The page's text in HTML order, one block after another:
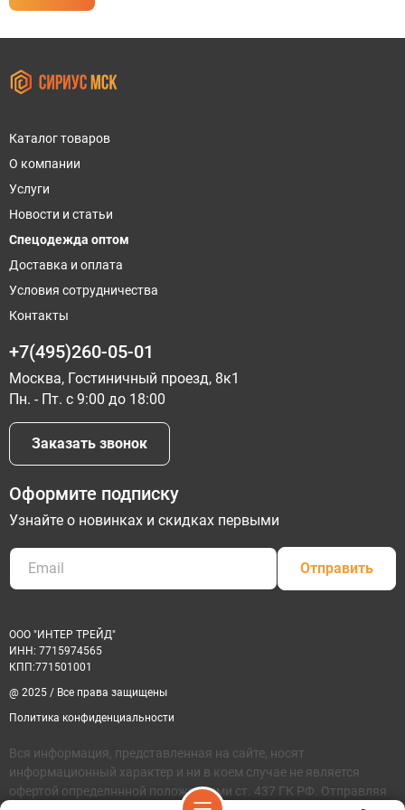
Каталог товаров
О компании
Услуги
Новости и статьи
Спецодежда оптом
Доставка и оплата
Условия сотрудничества
Контакты
+7(495)260-05-01
Москва, Гостиничный проезд, 8к1
Пн. - Пт. с 9:00 до 18:00
Заказать звонок
Оформите подписку
Узнайте о новинках и скидках первыми
Отправить
ООО "ИНТЕР ТРЕЙД"
ИНН: 7715974565
КПП:771501001
@ 2025 / Все права защищены
Политика конфиденциальности
Вся информация, представленная на сайте, носят
информационный характер и ни в коем случае не является
офертой определннной положениями ст. 437 ГК РФ. Отправляя